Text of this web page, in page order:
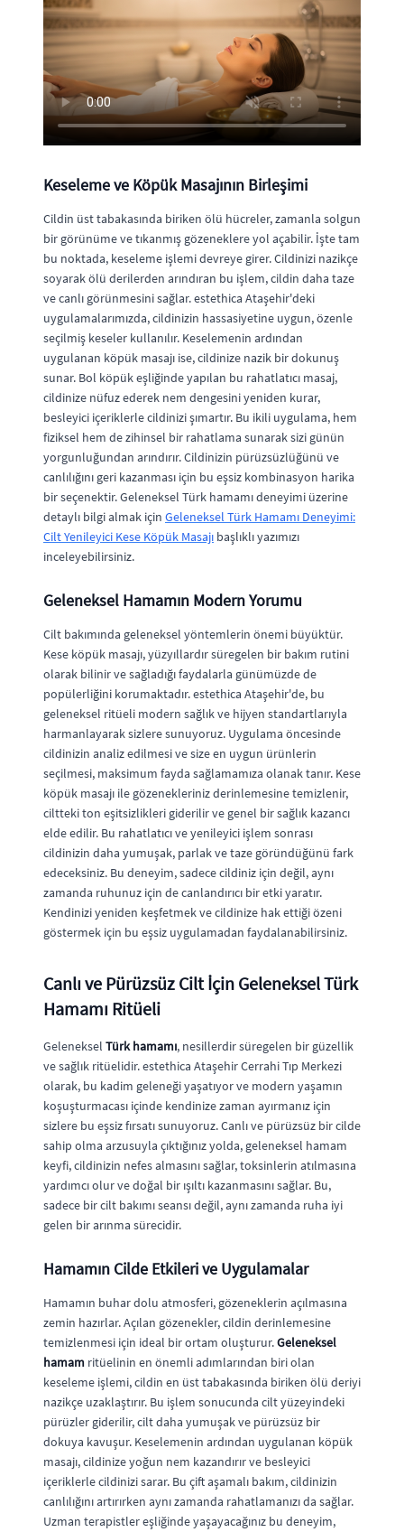
Keseleme ve Köpük Masajının Birleşimi
Cildin üst tabakasında biriken ölü hücreler, zamanla solgun
bir görünüme ve tıkanmış gözeneklere yol açabilir. İşte tam
bu noktada, keseleme işlemi devreye girer. Cildinizi nazikçe
soyarak ölü derilerden arındıran bu işlem, cildin daha taze
ve canlı görünmesini sağlar. estethica Ataşehir'deki
uygulamalarımızda, cildinizin hassasiyetine uygun, özenle
seçilmiş keseler kullanılır. Keselemenin ardından
uygulanan köpük masajı ise, cildinize nazik bir dokunuş
sunar. Bol köpük eşliğinde yapılan bu rahatlatıcı masaj,
cildinize nüfuz ederek nem dengesini yeniden kurar,
besleyici içeriklerle cildinizi şımartır. Bu ikili uygulama, hem
fiziksel hem de zihinsel bir rahatlama sunarak sizi günün
yorgunluğundan arındırır. Cildinizin pürüzsüzlüğünü ve
canlılığını geri kazanması için bu eşsiz kombinasyon harika
bir seçenektir. Geleneksel Türk hamamı deneyimi üzerine
detaylı bilgi almak için Geleneksel Türk Hamamı Deneyimi:
Cilt Yenileyici Kese Köpük Masajı başlıklı yazımızı
inceleyebilirsiniz.
Geleneksel Hamamın Modern Yorumu
Cilt bakımında geleneksel yöntemlerin önemi büyüktür.
Kese köpük masajı, yüzyıllardır süregelen bir bakım rutini
olarak bilinir ve sağladığı faydalarla günümüzde de
popülerliğini korumaktadır. estethica Ataşehir'de, bu
geleneksel ritüeli modern sağlık ve hijyen standartlarıyla
harmanlayarak sizlere sunuyoruz. Uygulama öncesinde
cildinizin analiz edilmesi ve size en uygun ürünlerin
seçilmesi, maksimum fayda sağlamamıza olanak tanır. Kese
köpük masajı ile gözenekleriniz derinlemesine temizlenir,
ciltteki ton eşitsizlikleri giderilir ve genel bir sağlık kazancı
elde edilir. Bu rahatlatıcı ve yenileyici işlem sonrası
cildinizin daha yumuşak, parlak ve taze göründüğünü fark
edeceksiniz. Bu deneyim, sadece cildiniz için değil, aynı
zamanda ruhunuz için de canlandırıcı bir etki yaratır.
Kendinizi yeniden keşfetmek ve cildinize hak ettiği özeni
göstermek için bu eşsiz uygulamadan faydalanabilirsiniz.
Canlı ve Pürüzsüz Cilt İçin Geleneksel Türk
Hamamı Ritüeli
Geleneksel Türk hamamı, nesillerdir süregelen bir güzellik
ve sağlık ritüelidir. estethica Ataşehir Cerrahi Tıp Merkezi
olarak, bu kadim geleneği yaşatıyor ve modern yaşamın
koşuşturmacası içinde kendinize zaman ayırmanız için
sizlere bu eşsiz fırsatı sunuyoruz. Canlı ve pürüzsüz bir cilde
sahip olma arzusuyla çıktığınız yolda, geleneksel hamam
keyfi, cildinizin nefes almasını sağlar, toksinlerin atılmasına
yardımcı olur ve doğal bir ışıltı kazanmasını sağlar. Bu,
sadece bir cilt bakımı seansı değil, aynı zamanda ruha iyi
gelen bir arınma sürecidir.
Hamamın Cilde Etkileri ve Uygulamalar
Hamamın buhar dolu atmosferi, gözeneklerin açılmasına
zemin hazırlar. Açılan gözenekler, cildin derinlemesine
temizlenmesi için ideal bir ortam oluşturur.Geleneksel
hamam ritüelinin en önemli adımlarından biri olan
keseleme işlemi, cildin en üst tabakasında biriken ölü deriyi
nazikçe uzaklaştırır. Bu işlem sonucunda cilt yüzeyindeki
pürüzler giderilir, cilt daha yumuşak ve pürüzsüz bir
dokuya kavuşur. Keselemenin ardından uygulanan köpük
masajı, cildinize yoğun nem kazandırır ve besleyici
içeriklerle cildinizi sarar. Bu çift aşamalı bakım, cildinizin
canlılığını artırırken aynı zamanda rahatlamanızı da sağlar.
Uzman terapistler eşliğinde yaşayacağınız bu deneyim,